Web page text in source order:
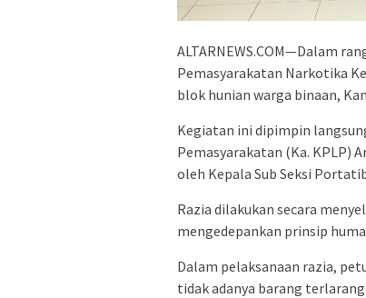
ALTARNEWS.COM—Dalam
Pemasyarakatan Narkotika
blok hunian warga binaan,
Kegiatan ini dipimpin
Pemasyarakatan (Ka. KPLP)
oleh Kepala Sub Seksi
Razia dilakukan secara
mengedepankan prinsip
Dalam pelaksanaan razia,
tidak adanya barang terlarang.